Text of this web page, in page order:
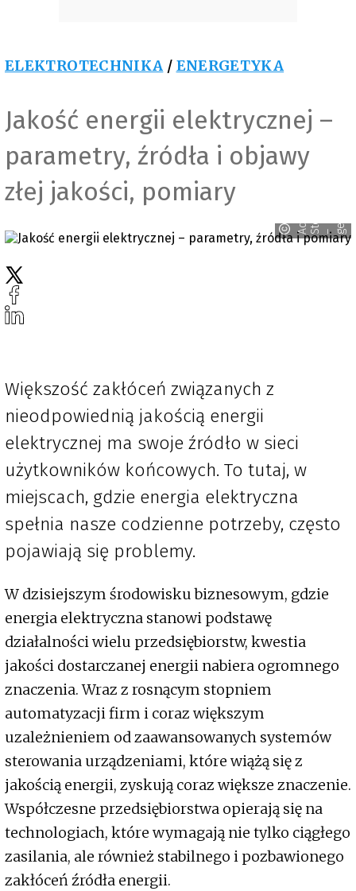
ELEKTROTECHNIKA / ENERGETYKA
Jakość energii elektrycznej –
parametry, źródła i objawy
złej jakości, pomiary
A
d
ob
e S
t
o
ck – g
e
n A
Większość zakłóceń związanych z
nieodpowiednią jakością energii
elektrycznej ma swoje źródło w sieci
użytkowników końcowych. To tutaj, w
miejscach, gdzie energia elektryczna
spełnia nasze codzienne potrzeby, często
pojawiają się problemy.
W dzisiejszym środowisku biznesowym, gdzie
energia elektryczna stanowi podstawę
działalności wielu przedsiębiorstw, kwestia
jakości dostarczanej energii nabiera ogromnego
znaczenia. Wraz z rosnącym stopniem
automatyzacji firm i coraz większym
uzależnieniem od zaawansowanych systemów
sterowania urządzeniami, które wiążą się z
jakością energii, zyskują coraz większe znaczenie.
Współczesne przedsiębiorstwa opierają się na
technologiach, które wymagają nie tylko ciągłego
zasilania, ale również stabilnego i pozbawionego
zakłóceń źródła energii.